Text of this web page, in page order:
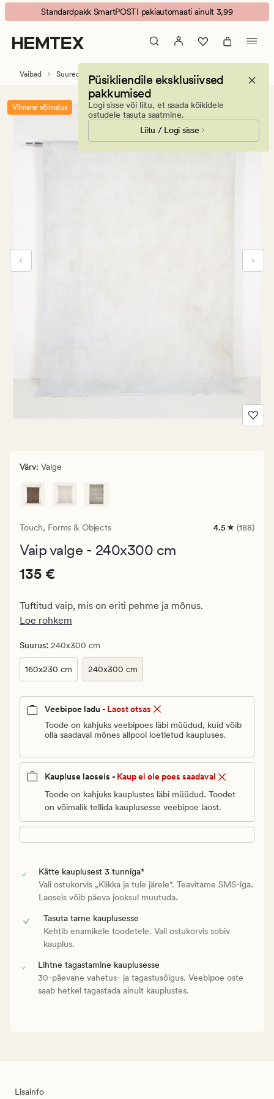
Touch
vaip
valge
Animated
banner.
Press
ESCAPE
Standardpakk SmartPOSTI pakiautomaati ainult 3,99
Püsikliendile eksklusiivsed
pakkumised
Logi sisse või liitu, et saada kõikidele
ostudele tasuta saatmine.
Liitu / Logi sisse
Vaibad Suured vaibad
Viimane võimalus
Värv: Valge
Touch, Forms & Objects
188
4.5 (188)
Vaip valge - 240x300 cm
Pris_ee
pris_ee
135
€
Pris_ee
135 €
Tuftitud vaip, mis on eriti pehme ja mõnus.
Loe rohkem
Suurus: 240x300 cm
160x230 cm 240x300 cm
Veebipoe ladu - Laost otsas
Toode on kahjuks veebipoes läbi müüdud, kuid võib
olla saadaval mõnes allpool loetletud kaupluses.
Kaupluse laoseis - Kaup ei ole poes saadaval
Toode on kahjuks kauplustes läbi müüdud. Toodet
on võimalik tellida kauplusesse veebipoe laost.
Kätte kauplusest 3 tunniga*
Vali ostukorvis „Klikka ja tule järele“. Teavitame SMS-iga.
Laoseis võib päeva jooksul muutuda.
Tasuta tarne kauplusesse
Kehtib enamikele toodetele. Vali ostukorvis sobiv
kauplus.
Lihtne tagastamine kauplusesse
30-päevane vahetus- ja tagastusõigus. Veebipoe oste
saab hetkel tagastada ainult kauplustes.
Lisainfo